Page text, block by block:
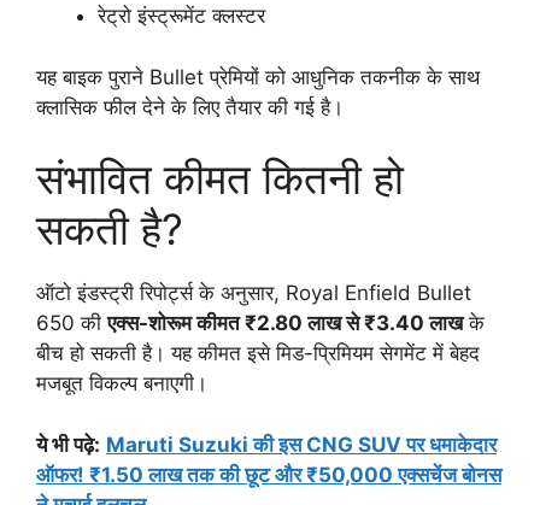
रेट्रो इंस्ट्रूमेंट क्लस्टर
यह बाइक पुराने Bullet प्रेमियों को आधुनिक तकनीक के साथ
क्लासिक फील देने के लिए तैयार की गई है।
संभावित कीमत कितनी हो
सकती है?
ऑटो इंडस्ट्री रिपोर्ट्स के अनुसार, Royal Enfield Bullet
650 कीएक्स-शोरूम कीमत ₹2.80 लाख से ₹3.40 लाखके
बीच हो सकती है। यह कीमत इसे मिड-प्रिमियम सेगमेंट में बेहद
मजबूत विकल्प बनाएगी।
ये भी पढ़े: Maruti Suzuki की इस CNG SUV पर धमाकेदार
ऑफर! ₹1.50 लाख तक की छूट और ₹50,000 एक्सचेंज बोनस